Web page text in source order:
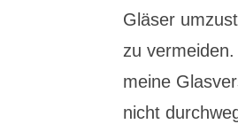
Gläser
zu
meine
nicht